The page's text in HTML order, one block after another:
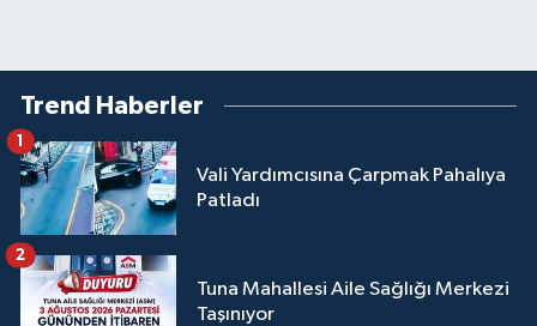
Trend Haberler
Vali Yardımcısına Çarpmak Pahalıya
Patladı
1
Tuna Mahallesi Aile Sağlığı Merkezi
Taşınıyor
2